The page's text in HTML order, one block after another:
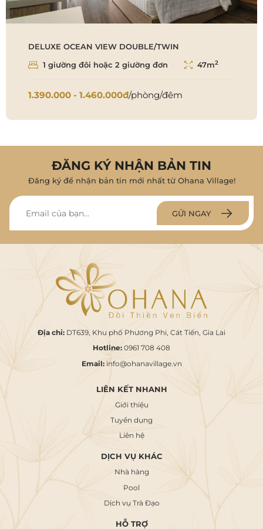
DELUXE OCEAN VIEW DOUBLE/TWIN
1 giường đôi hoặc 2 giường đơn
47m2
1.390.000 - 1.460.000đ/phòng/đêm
ĐĂNG KÝ NHẬN BẢN TIN
Đăng ký để nhận bản tin mới nhất từ Ohana Village!
GỬI NGAY
Địa chỉ: DT639, Khu phố Phương Phi, Cát Tiến, Gia Lai
Hotline: 0961 708 408
Email: info@ohanavillage.vn
LIÊN KẾT NHANH
Giới thiệu
Tuyển dụng
Liên hệ
DỊCH VỤ KHÁC
Nhà hàng
Pool
Dịch vụ Trà Đạo
HỖ TRỢ